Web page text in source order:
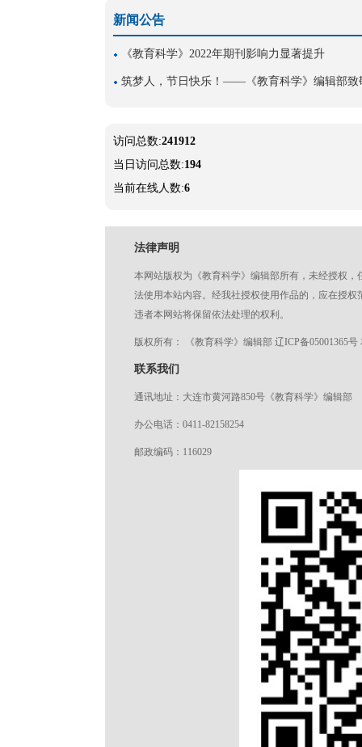
新闻公告
《教育科学》2022年期刊影响力显著提升
筑梦人，节日快乐！——《教育科学》编辑部致
访问总数:241912
当日访问总数:194
当前在线人数:6
法律声明
本网站版权为《教育科学》编辑部所有，未经授权
法使用本站内容。经我社授权使用作品的，应在授
违者本网站将保留依法处理的权利。
版权所有： 《教育科学》编辑部 辽ICP备05001365
联系我们
通讯地址：大连市黄河路850号《教育科学》编辑部
办公电话：0411-82158254
邮政编码：116029